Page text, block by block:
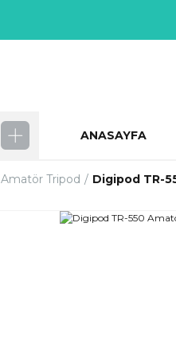
ANASAYFA
Amatör Tripod Digipod TR-